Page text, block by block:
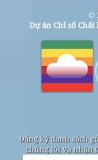
©
Dự án Chỉ số
Đăng ký danh sách
chúng tôi và nhận